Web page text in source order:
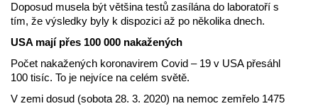
Doposud musela být většina testů zasílána do laboratoří s
tím, že výsledky byly k dispozici až po několika dnech.
USA mají přes 100 000 nakažených
Počet nakažených koronavirem Covid – 19 v USA přesáhl
100 tisíc. To je nejvíce na celém světě.
V zemi dosud (sobota 28. 3. 2020) na nemoc zemřelo 1475